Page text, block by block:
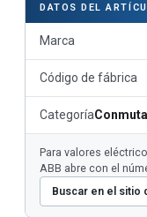
DATOS DEL
Marca
Código de fábrica
Categoría
Para valores
ABB abre con el
Buscar en el sitio